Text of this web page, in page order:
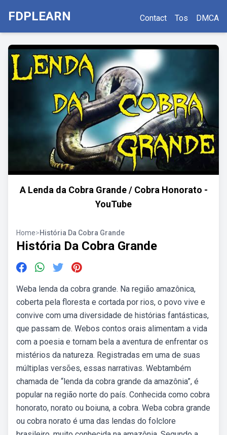
FDPLEARN Contact Tos DMCA
A Lenda da Cobra Grande / Cobra Honorato -
YouTube
Home>História Da Cobra Grande
História Da Cobra Grande
Weba lenda da cobra grande. Na região amazônica,
coberta pela floresta e cortada por rios, o povo vive e
convive com uma diversidade de histórias fantásticas,
que passam de. Webos contos orais alimentam a vida
com a poesia e tornam bela a aventura de enfrentar os
mistérios da natureza. Registradas em uma de suas
múltiplas versões, essas narrativas. Webtambém
chamada de “lenda da cobra grande da amazônia”, é
popular na região norte do país. Conhecida como cobra
honorato, norato ou boiuna, a cobra. Weba cobra grande
ou cobra norato é uma das lendas do folclore